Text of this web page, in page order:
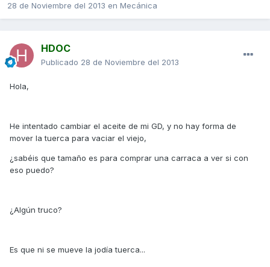
28 de Noviembre del 2013 en Mecánica
HDOC
Publicado 28 de Noviembre del 2013
Hola,
He intentado cambiar el aceite de mi GD, y no hay forma de
mover la tuerca para vaciar el viejo,
¿sabéis que tamaño es para comprar una carraca a ver si con
eso puedo?
¿Algún truco?
Es que ni se mueve la jodía tuerca...